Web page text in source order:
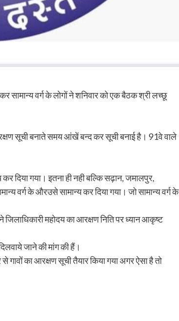
सामान्य वर्ग के लोगों ने शनिवार को एक बैठक श्री लच्छू
सूची बनाते समय आंखें बन्द कर सूची बनाई है। 91वे वाले
दिया गया। इतना ही नही बल्कि सढ़ान, जमालपुर,
वर्ग के औरउसे सामान्य कर दिया गया। जो सामान्य वर्ग के
महोदय का आरक्षण निति पर ध्यान आकृष्ट
जाने की मांग की हैं।
गावों का आरक्षण सूची तैयार किया गया अगर ऐसा है तो